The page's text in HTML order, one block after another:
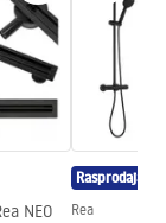
podu
NEO
Rasprodaja
Rea